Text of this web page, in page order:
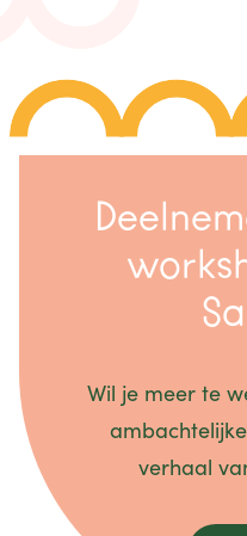
Wil je meer te
verhaal